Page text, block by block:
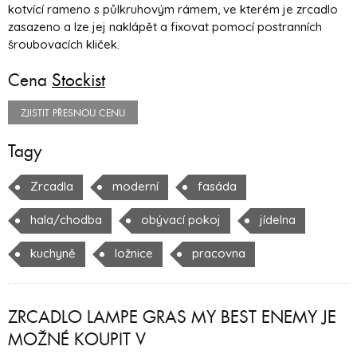
kotvící rameno s půlkruhovým rámem, ve kterém je zrcadlo
zasazeno a lze jej naklápět a fixovat pomocí postranních
šroubovacích kliček.
Cena Stockist
ZJISTIT PŘESNOU CENU
Tagy
Zrcadla moderní fasáda
hala/chodba obývací pokoj jídelna
kuchyně ložnice pracovna
ZRCADLO LAMPE GRAS MY BEST ENEMY JE
MOŽNÉ KOUPIT V